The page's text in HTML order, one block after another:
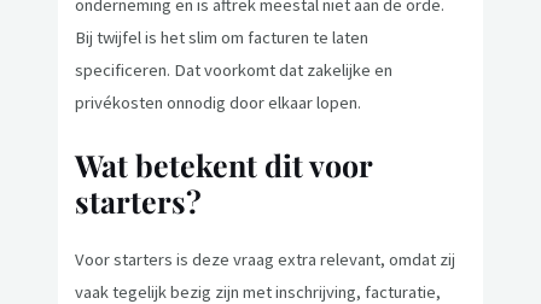
Bij twijfel is het slim om facturen te laten
specificeren. Dat voorkomt dat zakelijke en
privékosten onnodig door elkaar lopen.
Wat betekent dit voor
starters?
Voor starters is deze vraag extra relevant, omdat zij
vaak tegelijk bezig zijn met inschrijving, facturatie,